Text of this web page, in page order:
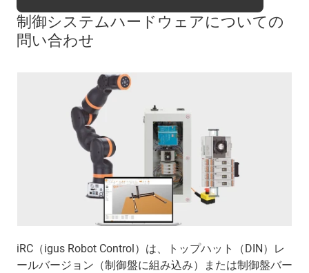
制御システムハードウェアについての
問い合わせ
iRC（igus Robot Control）は、トップハット（DIN）レ
ールバージョン（制御盤に組み込み）または制御盤バー